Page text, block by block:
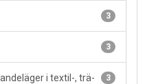
3
3
3
i textil-, trä-